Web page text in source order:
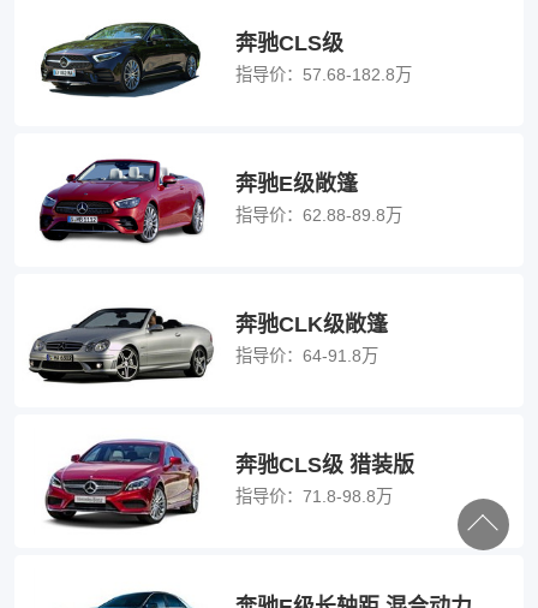
奔驰CLS级
指导价： 57.68-182.8万
奔驰E级敞篷
指导价： 62.88-89.8万
奔驰CLK级敞篷
指导价： 64-91.8万
奔驰CLS级 猎装版
指导价： 71.8-98.8万